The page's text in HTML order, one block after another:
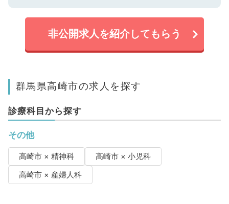
非公開求人を紹介してもらう
群馬県高崎市の求人を探す
診療科目から探す
その他
高崎市 × 精神科
高崎市 × 小児科
高崎市 × 産婦人科